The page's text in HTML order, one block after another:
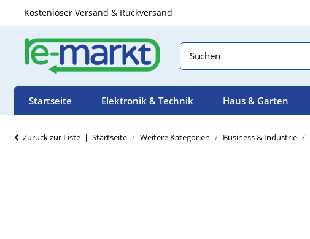
Kostenloser Versand & Rückversand
Startseite Elektronik & Technik Haus & Garten
Zurück zur Liste Startseite Weitere Kategorien Business & Industrie